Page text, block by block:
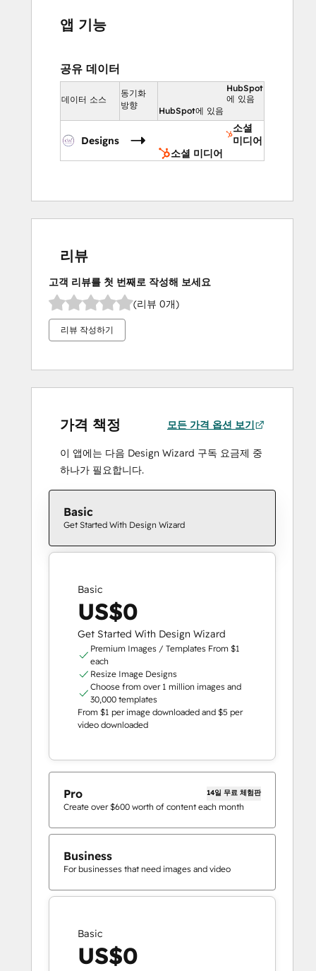
앱 기능
공유 데이터
데이터 소스
동기화
방향
HubSpot
에 있음
HubSpot에 있음
Designs
소셜
미디어
소셜 미디어
리뷰
고객 리뷰를 첫 번째로 작성해 보세요
(리뷰 0개)
리뷰 작성하기
가격 책정 모든 가격 옵션 보기
이 앱에는 다음 Design Wizard 구독 요금제 중
하나가 필요합니다.
Basic
Get Started With Design Wizard
Basic
US$0
Get Started With Design Wizard
Premium Images / Templates From $1
each
Resize Image Designs
Choose from over 1 million images and
30,000 templates
From $1 per image downloaded and $5 per
video downloaded
Pro 14일 무료 체험판
Create over $600 worth of content each month
Business
For businesses that need images and video
Basic
US$0